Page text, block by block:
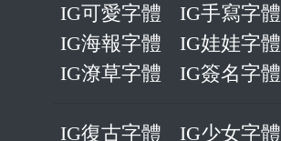
IG可愛字體
IG手寫字體
IG海報字體
IG娃娃字體
IG潦草字體
IG簽名字體
IG復古字體 IG少女字體